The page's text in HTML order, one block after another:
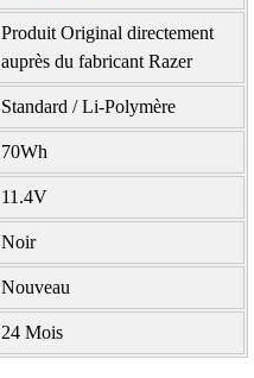
Produit Original directement
auprès du fabricant Razer
Standard / Li-Polymère
70Wh
11.4V
Noir
Nouveau
24 Mois